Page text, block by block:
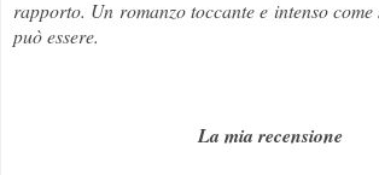
rapporto. Un romanzo toccante e intenso
può essere.
La mia recensione